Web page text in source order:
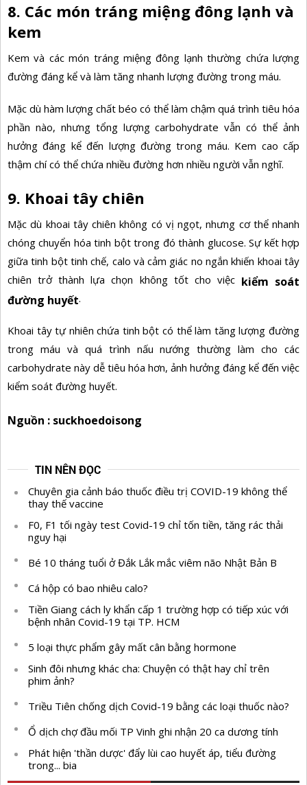
8. Các món tráng miệng đông lạnh và
kem
Kem và các món tráng miệng đông lạnh thường chứa lượng
đường đáng kể và làm tăng nhanh lượng đường trong máu.
Mặc dù hàm lượng chất béo có thể làm chậm quá trình tiêu hóa
phần nào, nhưng tổng lượng carbohydrate vẫn có thể ảnh
hưởng đáng kể đến lượng đường trong máu. Kem cao cấp
thậm chí có thể chứa nhiều đường hơn nhiều người vẫn nghĩ.
9. Khoai tây chiên
Mặc dù khoai tây chiên không có vị ngọt, nhưng cơ thể nhanh
chóng chuyển hóa tinh bột trong đó thành glucose. Sự kết hợp
giữa tinh bột tinh chế, calo và cảm giác no ngắn khiến khoai tây
chiên trở thành lựa chọn không tốt cho việc kiểm soát
đường huyết.
Khoai tây tự nhiên chứa tinh bột có thể làm tăng lượng đường
trong máu và quá trình nấu nướng thường làm cho các
carbohydrate này dễ tiêu hóa hơn, ảnh hưởng đáng kể đến việc
kiểm soát đường huyết.
Nguồn : suckhoedoisong
TIN NÊN ĐỌC
Chuyên gia cảnh báo thuốc điều trị COVID-19 không thể
thay thế vaccine
F0, F1 tối ngày test Covid-19 chỉ tốn tiền, tăng rác thải
nguy hại
Bé 10 tháng tuổi ở Đắk Lắk mắc viêm não Nhật Bản B
Cá hộp có bao nhiêu calo?
Tiền Giang cách ly khẩn cấp 1 trường hợp có tiếp xúc với
bệnh nhân Covid-19 tại TP. HCM
5 loại thực phẩm gây mất cân bằng hormone
Sinh đôi nhưng khác cha: Chuyện có thật hay chỉ trên
phim ảnh?
Triều Tiên chống dịch Covid-19 bằng các loại thuốc nào?
Ổ dịch chợ đầu mối TP Vinh ghi nhận 20 ca dương tính
Phát hiện 'thần dược' đẩy lùi cao huyết áp, tiểu đường
trong... bia